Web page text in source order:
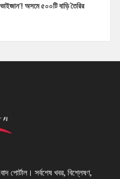
অসমে ৫০০টি বাড়ি তৈরির
পোর্টাল। সর্বশেষ খবর, বিশ্লেষণ,